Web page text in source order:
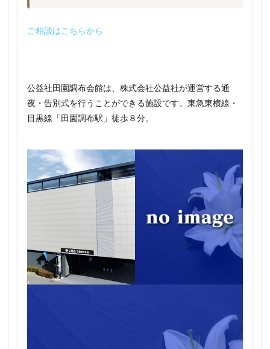
ご相談はこちらから
公益社田園調布会館は、株式会社公益社が運営する通
夜・告別式を行うことができる施設です。東急東横線・
目黒線「田園調布駅」徒歩８分。